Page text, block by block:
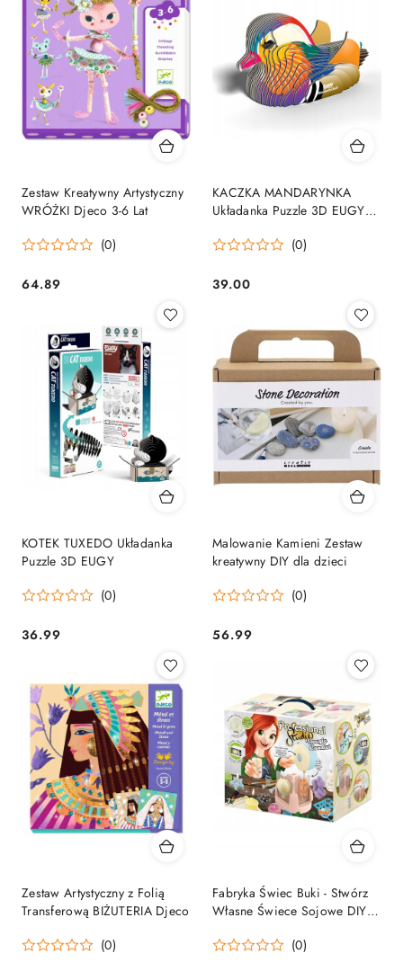
Zestaw Kreatywny Artystyczny
WRÓŻKI Djeco 3-6 Lat
(0)
Cena:
64.89
KACZKA MANDARYNKA
Układanka Puzzle 3D EUGY
(0)
Cena:
39.00
KOTEK TUXEDO Układanka
Puzzle 3D EUGY
(0)
Cena:
36.99
Malowanie Kamieni Zestaw
kreatywny DIY dla dzieci
(0)
Cena:
56.99
Zestaw Artystyczny z Folią
Transferową BIŻUTERIA Djeco
(0)
Fabryka Świec Buki - Stwórz
Własne Świece Sojowe DIY
(0)